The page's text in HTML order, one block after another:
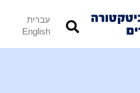
עברית
English